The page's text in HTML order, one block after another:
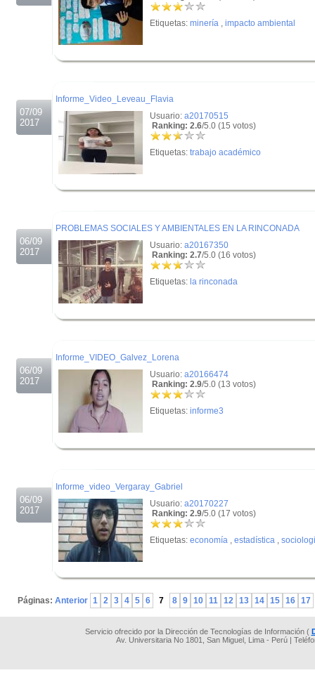
Etiquetas: minería , impacto ambiental
07/09
2017
Informe_Video_Leveau_Flavia
Usuario: a20170515
Ranking: 2.6/5.0 (15 votos)
Etiquetas: trabajo académico
06/09
2017
PROBLEMAS SOCIALES Y AMBIENTALES EN LA RINCONADA
Usuario: a20167350
Ranking: 2.7/5.0 (16 votos)
Etiquetas: la rinconada
06/09
2017
Informe_VIDEO_Galvez_Lorena
Usuario: a20166474
Ranking: 2.9/5.0 (13 votos)
Etiquetas: informe3
06/09
2017
Informe_video_Vergaray_Gabriel
Usuario: a20170227
Ranking: 2.9/5.0 (17 votos)
Etiquetas: economía , estadística ,
Páginas: Anterior 1 2 3 4 5 6 7 8 9 10 11 12 13 14 15 16 17
Servicio ofrecido por la Dirección de Tecnologías de Información (
Av. Universitaria No 1801, San Miguel, Lima - Perú |